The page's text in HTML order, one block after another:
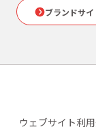
ブランドサ
ウェブサイト利